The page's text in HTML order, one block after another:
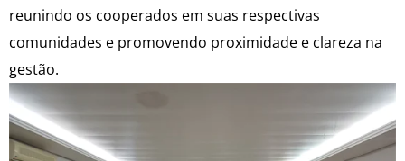
reunindo os cooperados em suas respectivas
comunidades e promovendo proximidade e clareza na
gestão.